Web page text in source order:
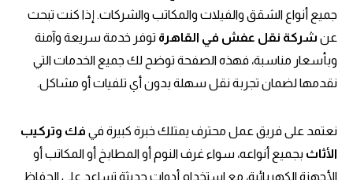
جميع أنواع الشقق والفيلات والمكاتب والشركات. إذا كنت تبحث
عن شركة نقل عفش في القاهرة توفر خدمة سريعة وآمنة
وبأسعار مناسبة، فهذه الصفحة توضح لك جميع الخدمات التي
نقدمها لضمان تجربة نقل سهلة بدون أي تلفيات أو مشاكل.
نعتمد على فريق عمل محترف يمتلك خبرة كبيرة في فك وتركيب
الأثاث بجميع أنواعه، سواء غرف النوم أو المطابخ أو المكاتب أو
الأجهزة الكهربائية، مع استخدام أدوات حديثة تساعد على الحفاظ